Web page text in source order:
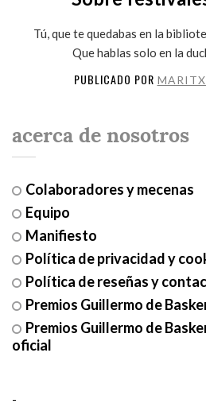
Tú, que te quedabas en la
Que hablas solo en la
PUBLICADO POR
acerca de nosotros
Colaboradores y mecenas
Equipo
Manifiesto
Política de privacidad y
Política de reseñas y
Premios Guillermo de
Premios Guillermo de
oficial
-